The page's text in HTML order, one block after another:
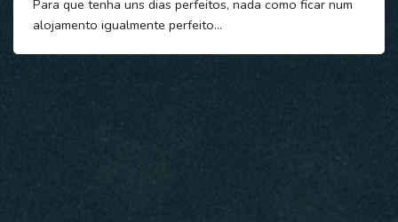
Para que tenha uns dias perfeitos, nada como ficar num
alojamento igualmente perfeito…